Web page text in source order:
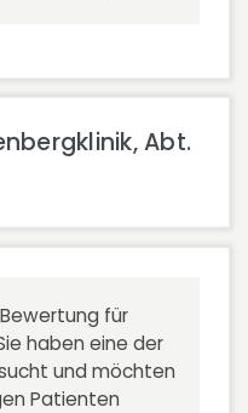
Abt.
für
haben eine der
und möchten
Patienten